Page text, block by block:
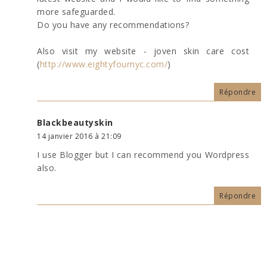
more safeguarded.
Do you have any recommendations?
Also visit my website - joven skin care cost
(http://www.eightyfournyc.com/)
Répondre
Blackbeautyskin
14 janvier 2016 à 21:09
I use Blogger but I can recommend you Wordpress
also.
Répondre